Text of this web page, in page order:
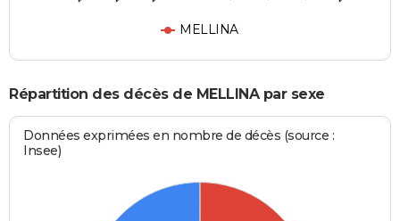
MELLINA
Répartition des décès de MELLINA par sexe
Données exprimées en nombre de décès (source :
Insee)